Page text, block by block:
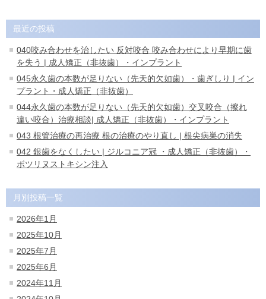
最近の投稿
040咬み合わせを治したい 反対咬合 咬み合わせにより早期に歯
を失う | 成人矯正（非抜歯）・インプラント
045永久歯の本数が足りない（先天的欠如歯）・歯ぎしり | イン
プラント・成人矯正（非抜歯）
044永久歯の本数が足りない（先天的欠如歯）交叉咬合（擦れ
違い咬合）治療相談| 成人矯正（非抜歯）・インプラント
043 根管治療の再治療 根の治療のやり直し | 根尖病巣の消失
042 銀歯をなくしたい | ジルコニア冠 ・成人矯正（非抜歯）・
ボツリヌストキシン注入
月別投稿一覧
2026年1月
2025年10月
2025年7月
2025年6月
2024年11月